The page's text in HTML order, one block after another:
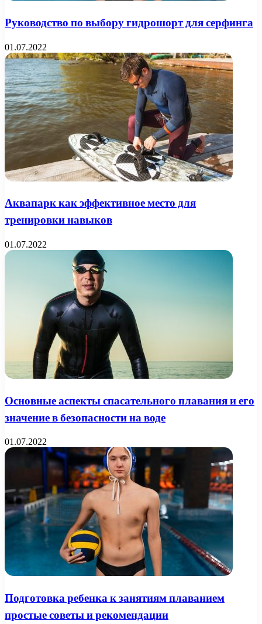
Руководство по выбору гидрошорт для серфинга
01.07.2022
Аквапарк как эффективное место для
тренировки навыков
01.07.2022
Основные аспекты спасательного плавания и его
значение в безопасности на воде
01.07.2022
Подготовка ребенка к занятиям плаванием
простые советы и рекомендации